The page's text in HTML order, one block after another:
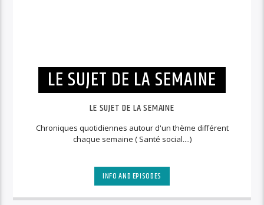
LE SUJET DE LA SEMAINE
LE SUJET DE LA SEMAINE
Chroniques quotidiennes autour d'un thème différent
chaque semaine ( Santé social....)
INFO AND EPISODES